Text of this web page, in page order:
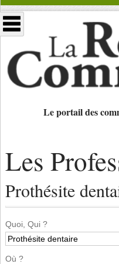
Le portail des
Les
Prothésite
Quoi, Qui ?
Où ?